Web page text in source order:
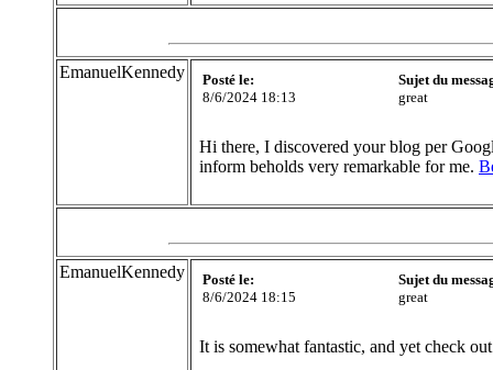
EmanuelKennedy
Posté le:
8/6/2024 18:13
Sujet du
great
Hi there, I discovered your blog per
inform beholds very remarkable for me.
EmanuelKennedy
Posté le:
8/6/2024 18:15
Sujet du
great
It is somewhat fantastic, and yet check